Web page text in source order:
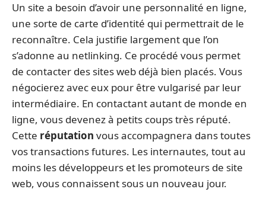
Un site a besoin d’avoir une personnalité en ligne,
une sorte de carte d’identité qui permettrait de le
reconnaître. Cela justifie largement que l’on
s’adonne au netlinking. Ce procédé vous permet
de contacter des sites web déjà bien placés. Vous
négocierez avec eux pour être vulgarisé par leur
intermédiaire. En contactant autant de monde en
ligne, vous devenez à petits coups très réputé.
Cette réputation vous accompagnera dans toutes
vos transactions futures. Les internautes, tout au
moins les développeurs et les promoteurs de site
web, vous connaissent sous un nouveau jour.